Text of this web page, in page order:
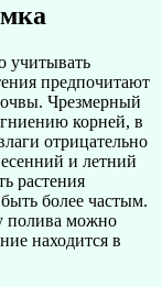
учитывать
предпочитают
Чрезмерный
корней, в
отрицательно
и летний
растения
более частым.
полива можно
находится в